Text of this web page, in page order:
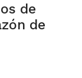
de
de